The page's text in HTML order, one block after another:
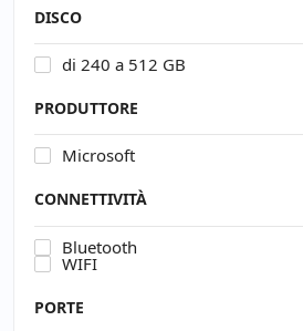
DISCO
di 240 a 512 GB
PRODUTTORE
Microsoft
CONNETTIVITÀ
Bluetooth
WIFI
PORTE